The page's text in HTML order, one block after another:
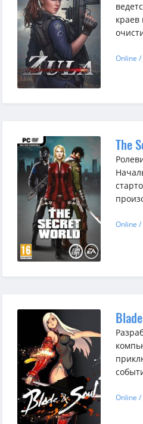
краев
Online
The
Online
Online